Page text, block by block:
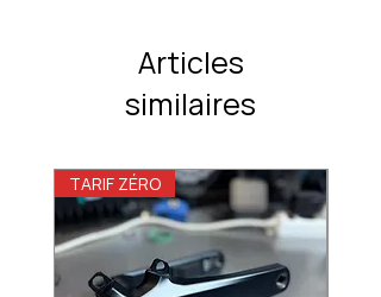
Articles
similaires
TARIF ZÉRO